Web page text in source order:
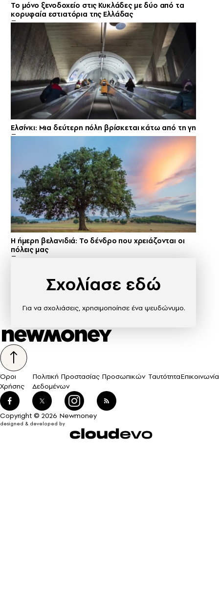
Το μόνο ξενοδοχείο στις Κυκλάδες με δύο από τα
κορυφαία εστιατόρια της Ελλάδας
Ελσίνκι: Mια δεύτερη πόλη βρίσκεται κάτω από τη γη
Η ήμερη βελανιδιά: Το δένδρο που χρειάζονται οι
πόλεις μας
Σχολίασε εδώ
Για να σχολιάσεις, χρησιμοποίησε ένα ψευδώνυμο.
Όροι
Χρήσης
Πολιτική Προστασίας Προσωπικών
Δεδομένων
ΤαυτότηταΕπικοινωνία
Copyright © 2026 Newmoney
designed & developed by